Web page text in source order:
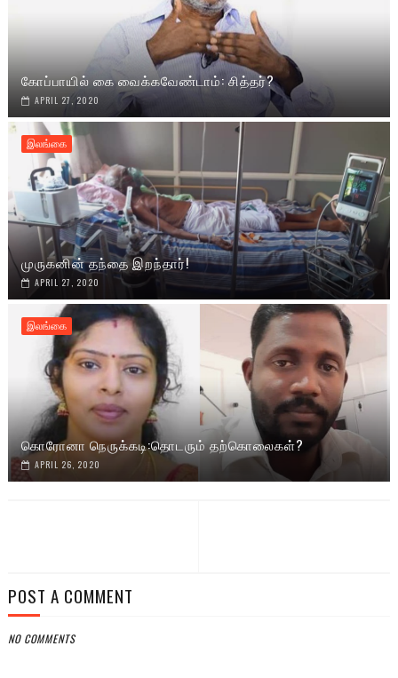
கோப்பாயில் கை வைக்கவேண்டாம்: சித்தர்?
APRIL 27, 2020
இலங்கை
முருகனின் தந்தை இறந்தார்!
APRIL 27, 2020
இலங்கை
கொரோனா நெருக்கடி:தொடரும் தற்கொலைகள்?
APRIL 26, 2020
POST A COMMENT
NO COMMENTS